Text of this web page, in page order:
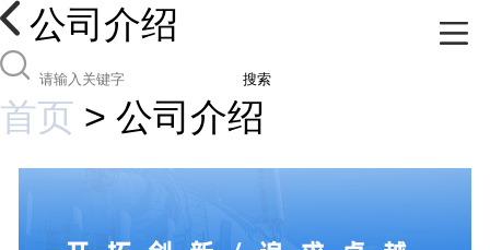
公司介绍
搜索
首页 > 公司介绍